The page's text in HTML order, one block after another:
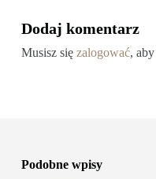
Dodaj komentarz
Musisz się zalogować,
Podobne wpisy